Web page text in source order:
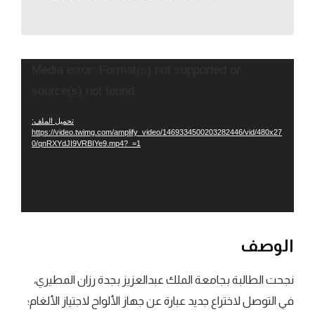
تحميل الملف:
https://video.twimg.com/amplify_video/1469334500203282446/vid/480x27
0/qnRXYdJI9VRBIYe9.mp4?_=1
الوصف
نجحت الطالبة بجامعة الملك عبدالعزيز بجدة رزان المطيري،
في التوصل لاختراع جديد عبارة عن جهاز الألواح لاجتياز الألغام؛